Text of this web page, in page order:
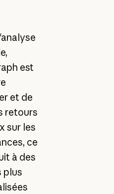
est
et de
retours
sur les
ce
à des
plus